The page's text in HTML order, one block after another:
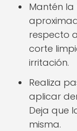
Mantén
respecto
corte
irritación.
Realiza
aplicar
Deja que
misma.